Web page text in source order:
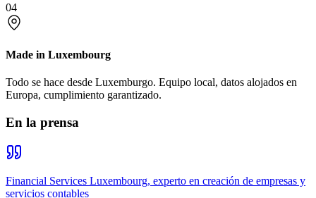
04
Made in Luxembourg
Todo se hace desde Luxemburgo. Equipo local, datos alojados en
Europa, cumplimiento garantizado.
En la prensa
Financial Services Luxembourg, experto en creación de empresas y
servicios contables